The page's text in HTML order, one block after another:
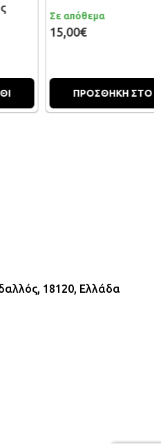
ΠΡΟΣΘΗΚΗ ΣΤΟ ΚΑΛΑΘΙ
18120, Ελλάδα